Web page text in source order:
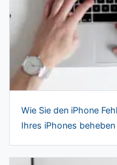
Wie Sie den iPhone
Ihres iPhones beheben